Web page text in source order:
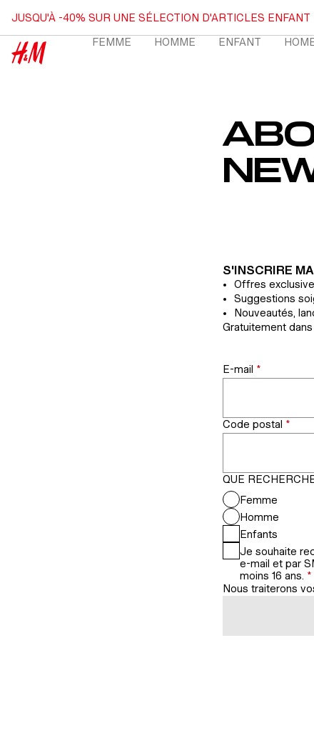
AU CONTENU
JUSQU'À -40% SUR UNE SÉLECTION D'ARTICLES ENFANT
FEMME
HOMME
ENFANT
S'INSCRIRE
Offres
Suggestions
Nouveautés,
Gratuitement
E-mail *
Code postal *
QUE
Femme
Homme
Enfants
Je souhaite
e-mail et par
moins 16 ans. *
Nous traiterons